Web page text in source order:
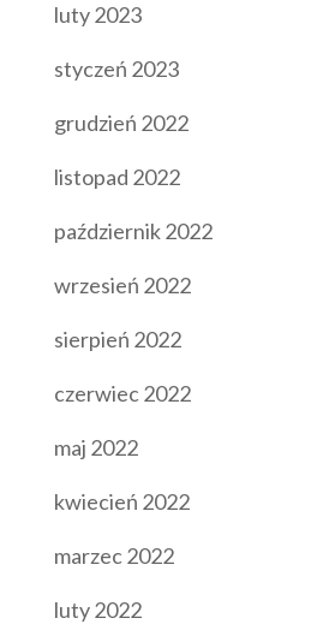
luty 2023
styczeń 2023
grudzień 2022
listopad 2022
październik 2022
wrzesień 2022
sierpień 2022
czerwiec 2022
maj 2022
kwiecień 2022
marzec 2022
luty 2022